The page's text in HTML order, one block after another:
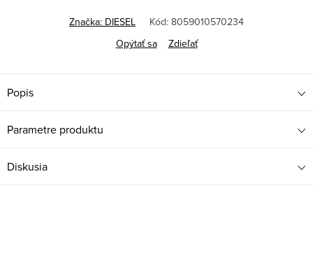
Značka: DIESEL Kód: 8059010570234
Opýtať sa
Zdieľať
Popis
Parametre produktu
Diskusia